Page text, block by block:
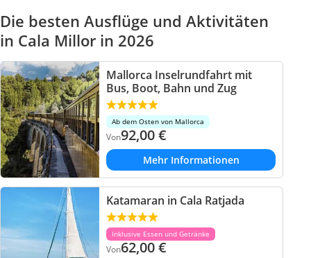
Die besten Ausflüge und Aktivitäten
in Cala Millor in 2026
Mallorca Inselrundfahrt mit
Bus, Boot, Bahn und Zug
Ab dem Osten von Mallorca
Von92,00€
Mehr Informationen
Katamaran in Cala Ratjada
Inklusive Essen und Getränke
Von62,00€